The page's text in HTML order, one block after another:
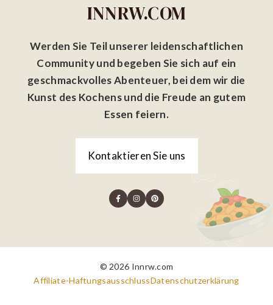
INNRW.COM
Werden Sie Teil unserer leidenschaftlichen
Community und begeben Sie sich auf ein
geschmackvolles Abenteuer, bei dem wir die
Kunst des Kochens und die Freude an gutem
Essen feiern.
Kontaktieren Sie uns
© 2026 Innrw.com
Affiliate-HaftungsausschlussDatenschutzerklärung